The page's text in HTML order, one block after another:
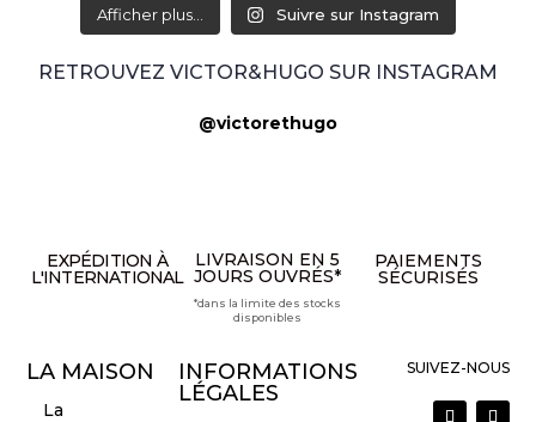
Afficher plus... Suivre sur Instagram
RETROUVEZ VICTOR&HUGO SUR INSTAGRAM
@victorethugo
EXPÉDITION À
L'INTERNATIONAL
LIVRAISON EN 5
JOURS OUVRÉS*
*dans la limite des stocks
disponibles
PAIEMENTS
SÉCURISÉS
LA MAISON
La
INFORMATIONS
LÉGALES
SUIVEZ-NOUS